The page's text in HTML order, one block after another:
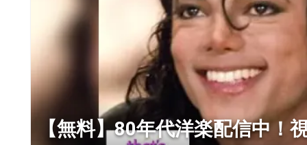
【無料】80年代洋楽配信中！